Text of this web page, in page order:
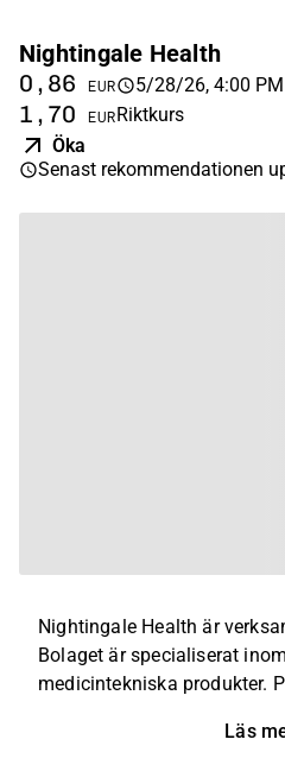
Nightingale Health
0,86 EUR 5/28/26, 4:00 PM
1,70 EURRiktkurs
Öka
Senast rekommendationen
Nightingale Health är
Bolaget är specialiserat
medicintekniska produkter.
blodanalyser som används
Läs